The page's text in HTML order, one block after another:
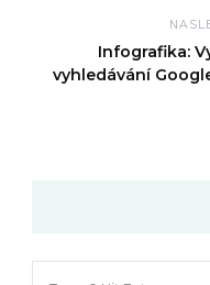
Infografika:
vyhledávání